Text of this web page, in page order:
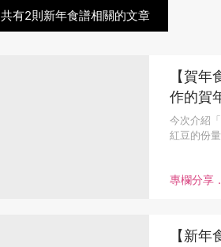
有2則新年食譜相關的文章
專欄分享
【賀
作的賀年小點 零失敗
子餅
今次介紹
紅豆的份
【新